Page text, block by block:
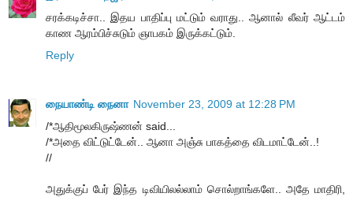
சரக்கடிச்சா.. இதய பாதிப்பு மட்டும் வராது.. ஆனால் லீவர் ஆட்டம்
காண ஆரம்பிச்சுடும் ஞாபகம் இருக்கட்டும்.
Reply
நையாண்டி நைனா November 23, 2009 at 12:28 PM
/*ஆதிமூலகிருஷ்ணன் said...
/*அதை விட்டுட்டேன்.. ஆனா அஞ்சு பாகத்தை விடமாட்டேன்..!
//
அதுக்குப் பேர் இந்த டிவியிலல்லாம் சொல்றாங்களே.. அதே மாதிரி,